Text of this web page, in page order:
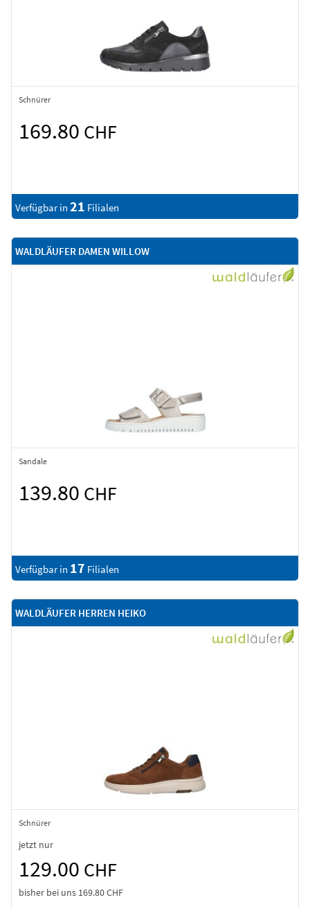
Schnürer
169.80 CHF
Verfügbar in 21 Filialen
WALDLÄUFER DAMEN WILLOW
Sandale
139.80 CHF
Verfügbar in 17 Filialen
WALDLÄUFER HERREN HEIKO
Schnürer
jetzt nur
129.00 CHF
bisher bei uns 169.80 CHF